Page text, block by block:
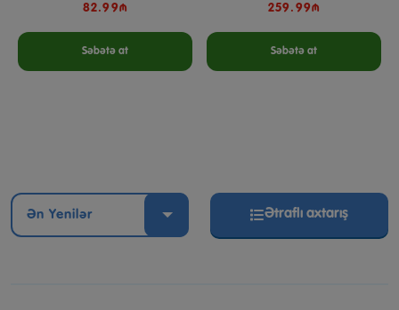
82.99₼
Səbətə at
259.99₼
Səbətə at
Ən Yenilər Ətraflı axtarış